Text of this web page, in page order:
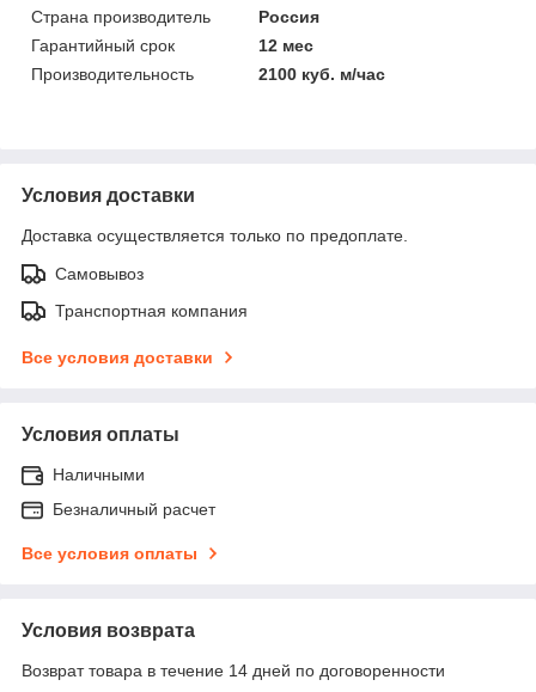
Страна производитель
Россия
Гарантийный срок
12 мес
Производительность
2100 куб. м/час
Условия доставки
Доставка осуществляется только по предоплате.
Самовывоз
Транспортная компания
Все условия доставки
Условия оплаты
Наличными
Безналичный расчет
Все условия оплаты
Условия возврата
Возврат товара в течение 14 дней по договоренности